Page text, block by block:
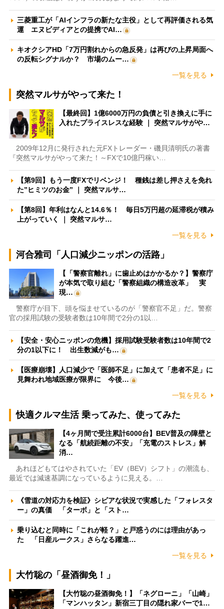
三菱重工が「AIインフラの新たな主役」として再評価される気
運 エヌビディアとの提携でAI…
キオクシアHD「7万円割れからの急反発」は再びの上昇局面へ
の反転シグナルか？ 市場のムー…
一覧を見る
突然マルサがやって来た！
【最終回】1億6000万円の負債と引き換えに手に
入れたプライスレスな経験 ｜ 突然マルサがや…
2009年12月に発行された元FXトレーダー・磯貝清明氏の著書
『突然マルサがやって来た！～FXで10億円稼い…
【第9回】もう一度FXでリベンジ！ 種銭は差し押さえを免れ
た”ヒミツのお金” ｜ 突然マルサ…
【第8回】年利はなんと14.6％！ 毎日5万円超の延滞税が積み
上がっていく ｜ 突然マルサ…
一覧を見る
河合雅司「人口減少ニッポンの活路」
【「警察官離れ」に歯止めはかかるか？】警察庁
が本気で取り組む「警察組織の構造改革」 実
現…
警察庁が目下、頭を悩ませているのが「警察官不足」だ。警察
官の採用試験の受験者数は10年間で2分の1以…
【安全・安心ニッポンの危機】採用試験受験者数は10年間で2
分の1以下に！ 出生数減がも…
【医療崩壊】人口減少で「医師不足」に加えて「患者不足」に
見舞われ地域医療が限界に 今後…
一覧を見る
快適クルマ生活 乗ってみた、使ってみた
【4ヶ月間で受注累計6000台】BEV普及の障壁と
なる「航続距離の不安」「充電のストレス」解
消…
あれほどもてはやされていた「EV（BEV）シフト」の潮流も、
最近では減速基調になっているように見える。…
《雪道の対応力を検証》シビアな状況で実感した「フォレスタ
ー」の真価 「ターボ」と「スト…
乗り込むと同時に「これが軽？」と戸惑うのには理由があっ
た 「日産ルークス」さらなる躍進…
一覧を見る
大竹聡の「昼酒御免！」
【大竹聡の昼酒御免！】「ネグローニ」「山崎」
「マンハッタン」新宿三丁目の隠れ家バーで1…